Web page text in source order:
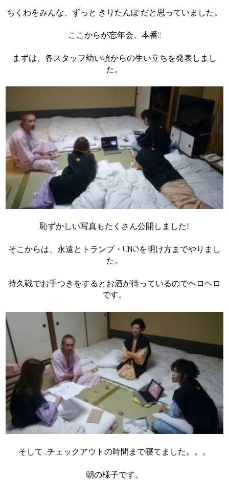
ちくわをみんな、ずっと きりたんぽ だと思っていました。
ここからが忘年会、本番!!
まずは、各スタッフ幼い頃からの生い立ちを発表しまし
た。
恥ずかしい写真もたくさん公開しました!!
そこからは、永遠とトランプ・UNOを明け方までやりまし
た。
持久戦でお手つきをするとお酒が待っているのでヘロヘロ
です。
そして….チェックアウトの時間まで寝てました。。。
朝の様子です。